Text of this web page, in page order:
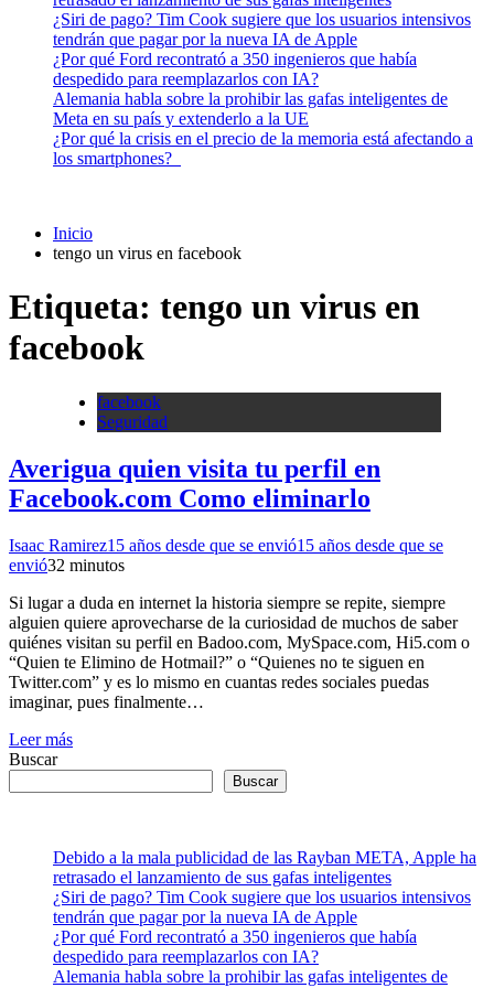
¿Siri de pago? Tim Cook sugiere que los usuarios intensivos
tendrán que pagar por la nueva IA de Apple
¿Por qué Ford recontrató a 350 ingenieros que había
despedido para reemplazarlos con IA?
Alemania habla sobre la prohibir las gafas inteligentes de
Meta en su país y extenderlo a la UE
¿Por qué la crisis en el precio de la memoria está afectando a
los smartphones?
Inicio
tengo un virus en facebook
Etiqueta: tengo un virus en
facebook
facebook
Seguridad
Averigua quien visita tu perfil en
Facebook.com Como eliminarlo
Isaac Ramirez15 años desde que se envió15 años desde que se
envió32 minutos
Si lugar a duda en internet la historia siempre se repite, siempre
alguien quiere aprovecharse de la curiosidad de muchos de saber
quiénes visitan su perfil en Badoo.com, MySpace.com, Hi5.com o
“Quien te Elimino de Hotmail?” o “Quienes no te siguen en
Twitter.com” y es lo mismo en cuantas redes sociales puedas
imaginar, pues finalmente…
Leer más
Buscar
Buscar
Debido a la mala publicidad de las Rayban META, Apple ha
retrasado el lanzamiento de sus gafas inteligentes
¿Siri de pago? Tim Cook sugiere que los usuarios intensivos
tendrán que pagar por la nueva IA de Apple
¿Por qué Ford recontrató a 350 ingenieros que había
despedido para reemplazarlos con IA?
Alemania habla sobre la prohibir las gafas inteligentes de